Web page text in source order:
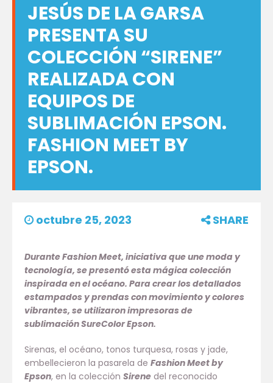
JESÚS DE LA GARSA
PRESENTA SU
COLECCIÓN “SIRENE”
REALIZADA CON
EQUIPOS DE
SUBLIMACIÓN EPSON.
FASHION MEET BY
EPSON.
octubre 25, 2023 SHARE
Durante Fashion Meet, iniciativa que une moda y
tecnología, se presentó esta mágica colección
inspirada en el océano. Para crear los detallados
estampados y prendas con movimiento y colores
vibrantes, se utilizaron impresoras de
sublimación SureColor Epson.
Sirenas, el océano, tonos turquesa, rosas y jade,
embellecieron la pasarela de Fashion Meet by
Epson, en la colección Sirene del reconocido